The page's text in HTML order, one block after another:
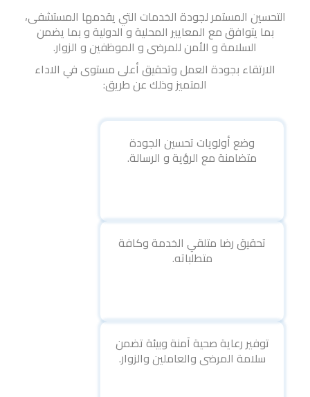
التحسين المستمر لجودة الخدمات التي يقدمها المستشفى،
بما يتوافق مع المعايير المحلية و الدولية و بما يضمن
السلامة و الأمن للمرضى و الموظفين و الزوار.
الارتقاء بجودة العمل وتحقيق أعلى مستوى في الاداء
المتميز وذلك عن طريق:
وضع أولويات تحسين الجودة
متضامنة مع الرؤية و الرسالة.
تحقيق رضا متلقي الخدمة وكافة
متطلباته.
توفير رعاية صحية آمنة وبيئة تضمن
سلامة المرضى والعاملين والزوار.